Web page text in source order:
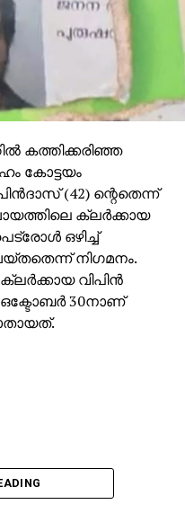
പറഞ്ഞത്. പ്രദീപും
കത്തിക്കരിഞ്ഞ
(42) ന്റെതെന്ന്
ക്ലര്‍ക്കായ
ഒഴിച്ച്
നിഗമനം.
വിപിന്‍
30നാണ്